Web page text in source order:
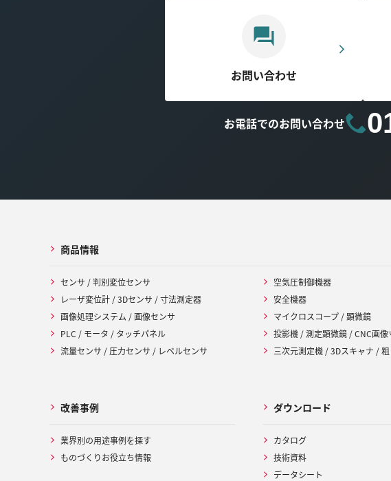
お問い合わせ
お電話でのお問い合わせ
商品情報
センサ / 判別変位センサ
レーザ変位計 / 3Dセンサ / 寸法測定器
画像処理システム / 画像センサ
PLC / モータ / タッチパネル
流量センサ / 圧力センサ / レベルセンサ
空気圧制御機器
安全機器
マイクロスコープ / 顕微鏡
投影機 / 測定顕微鏡 / CNC画像
三次元測定機 / 3Dスキャナ /
改善事例
業界別の用途事例を探す
ものづくりお役立ち情報
ダウンロード
カタログ
技術資料
データシート